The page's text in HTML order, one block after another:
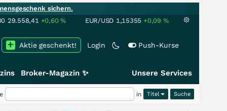
sichern.
29.558,41 +0,60% EUR/USD 1,15355 +0,09 %
Login Push-Kurse
Aktie geschenkt!
Broker-Magazin ✨ Unsere Services
in Titel